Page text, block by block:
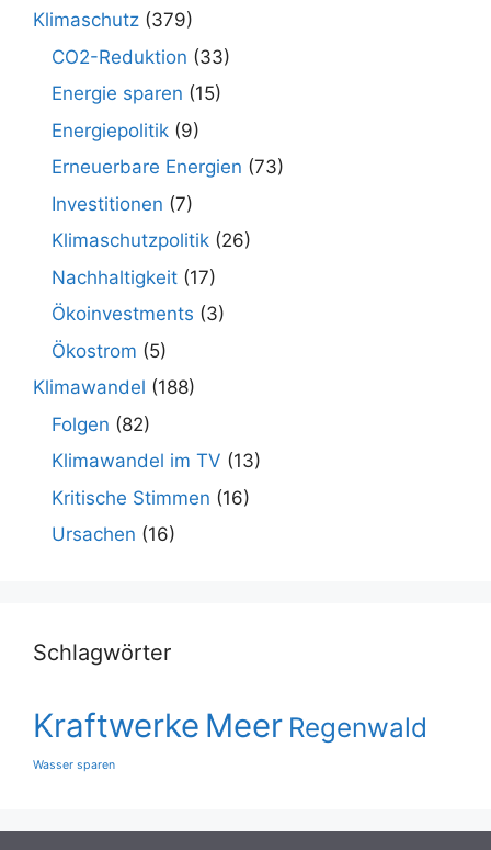
Klimaschutz (379)
CO2-Reduktion (33)
Energie sparen (15)
Energiepolitik (9)
Erneuerbare Energien (73)
Investitionen (7)
Klimaschutzpolitik (26)
Nachhaltigkeit (17)
Ökoinvestments (3)
Ökostrom (5)
Klimawandel (188)
Folgen (82)
Klimawandel im TV (13)
Kritische Stimmen (16)
Ursachen (16)
Schlagwörter
Kraftwerke Meer Regenwald
Wasser sparen